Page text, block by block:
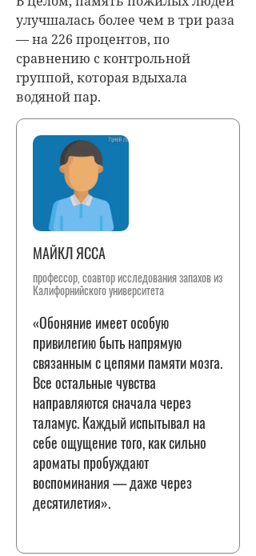
улучшалась более чем в три раза
— на 226 процентов, по
сравнению с контрольной
группой, которая вдыхала
водяной пар.
МАЙКЛ ЯССА
профессор, соавтор исследования запахов из
Калифорнийского университета
«Обоняние имеет особую
привилегию быть напрямую
связанным с цепями памяти мозга.
Все остальные чувства
направляются сначала через
таламус. Каждый испытывал на
себе ощущение того, как сильно
ароматы пробуждают
воспоминания — даже через
десятилетия».